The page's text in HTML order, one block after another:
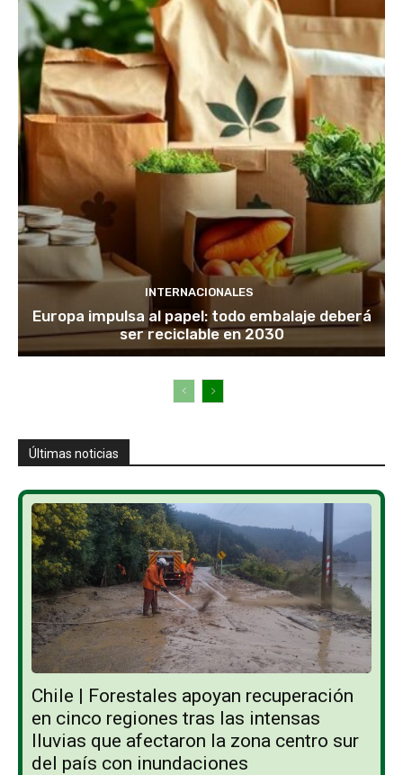
INTERNACIONALES
Europa impulsa al papel: todo embalaje deberá
ser reciclable en 2030
Últimas noticias
Chile | Forestales apoyan recuperación
en cinco regiones tras las intensas
lluvias que afectaron la zona centro sur
del país con inundaciones